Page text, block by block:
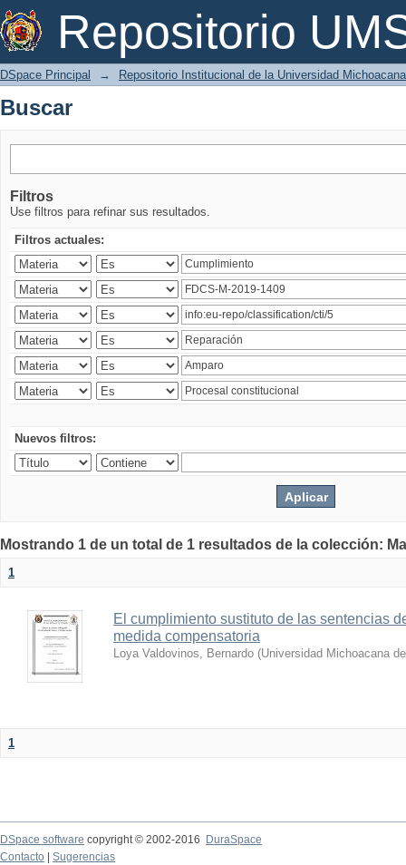
Repositorio
Buscar
DSpace Principal → Repositorio Institucional de la Universidad
Buscar
Filtros
Use filtros para refinar sus resultados.
Filtros actuales:
Nuevos filtros:
Mostrando 1 de un total de 1 resultados de la colección:
1
El cumplimiento sustituto de las sentencias
medida compensatoria
Loya Valdovinos, Bernardo (Universidad Michoacana
1
DSpace software copyright © 2002-2016
DuraSpace
Contacto
Sugerencias